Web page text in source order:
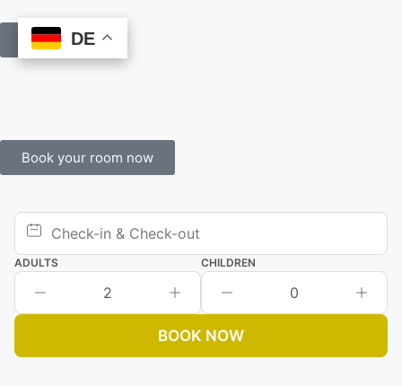
Book Online
Book your room now
ADULTS
2
CHILDREN
0
BOOK NOW
DE
DE